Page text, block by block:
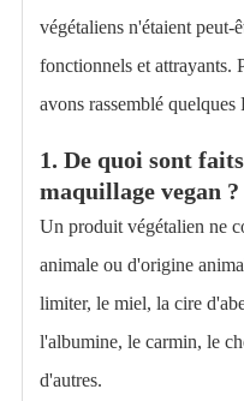
végétaliens n'étaient peut-
fonctionnels et attrayants.
avons rassemblé
1. De quoi sont
maquillage vegan ?
Un produit végétalien ne
animale ou d'origine
limiter, le miel, la cire
l'albumine, le carmin, le
d'autres.